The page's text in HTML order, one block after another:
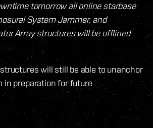
tomorrow all online starbase
System Jammer, and
Array structures will be offlined
will still be able to unanchor
in preparation for future